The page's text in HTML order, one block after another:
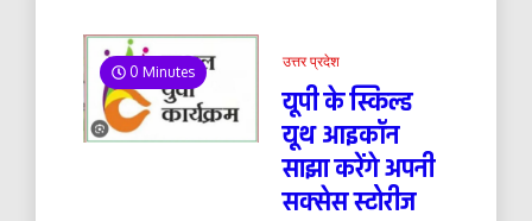
0 Minutes
उत्तर प्रदेश
यूपी के स्किल्ड
यूथ आइकॉन
साझा करेंगे अपनी
सक्सेस स्टोरीज